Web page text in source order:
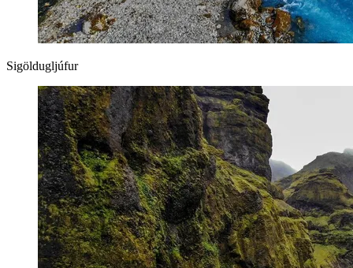
Sigöldugljúfur